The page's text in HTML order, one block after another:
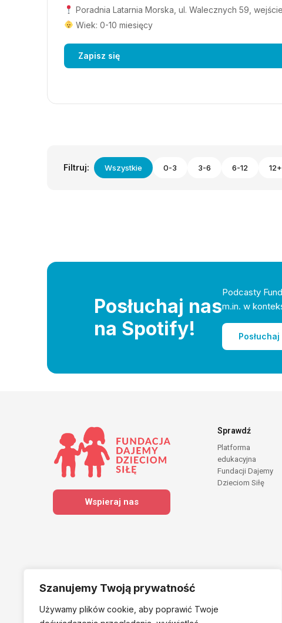
Szanujemy Twoją prywatność
Używamy plików cookie, aby poprawić Twoje
Poradnia Latarnia Morska, ul. Walecznych 59,
Wiek: 0-10 miesięcy
Zapisz się
Filtruj: Wszystkie 0-3 3-6 6-12 12+
Posłuchaj nas
na Spotify!
Podcasty
m.in. w
Posłuchaj
Wspieraj nas
Sprawdź
Platforma
edukacyjna
Fundacji Dajemy
Dzieciom Siłę
Należymy do